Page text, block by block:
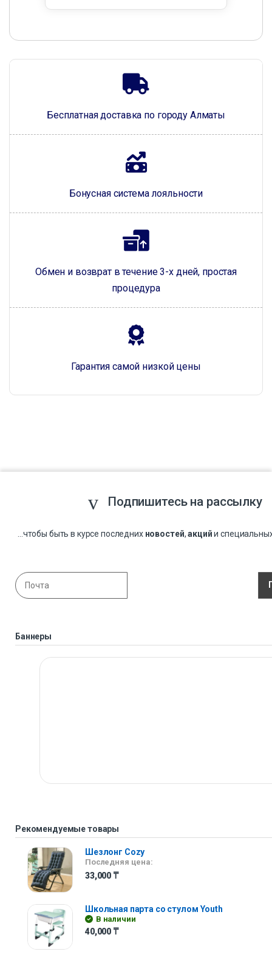
Бесплатная доставка по городу Алматы
Бонусная система лояльности
Обмен и возврат в течение 3-х дней, простая
процедура
Гарантия самой низкой цены
Подпишитесь на рассылку
...чтобы быть в курсе последних новостей,акцийи
Баннеры
Рекомендуемые товары
Шезлонг Cozy
Последняя цена:
33,000 ₸
Школьная парта со стулом Youth
В наличии
40,000 ₸